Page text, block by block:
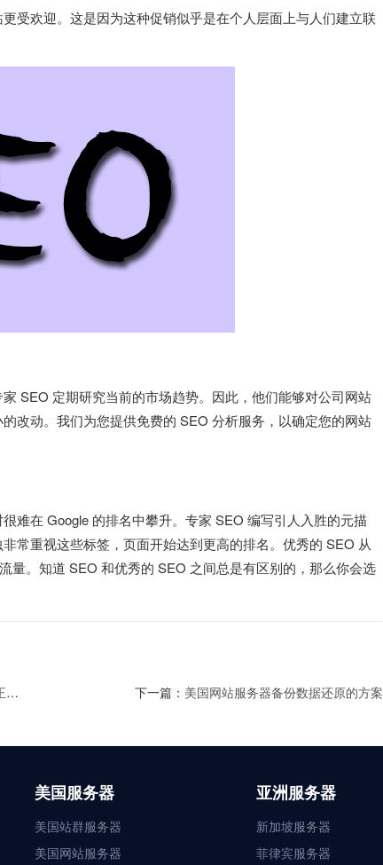
受欢迎。这是因为这种促销似乎是在个人层面上与人们建立联
SEO 定期研究当前的市场趋势。因此，他们能够对公司网站
改动。我们为您提供免费的 SEO 分析服务，以确定您的网站
难在 Google 的排名中攀升。专家 SEO 编写引人入胜的元描
常重视这些标签，页面开始达到更高的排名。优秀的 SEO 从
量。知道 SEO 和优秀的 SEO 之间总是有区别的，那么你会选
下一篇： 美国网站服务器备份数据还原的方案
美国服务器
美国站群服务器
美国网站服务器
亚洲服务器
新加坡服务器
菲律宾服务器